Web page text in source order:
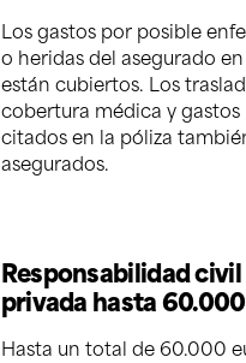
Los gastos por posible
o heridas del asegurado en
están cubiertos. Los
cobertura médica y gastos
citados en la póliza
asegurados.
Responsabilidad civil
privada hasta
Hasta un total de 60.000